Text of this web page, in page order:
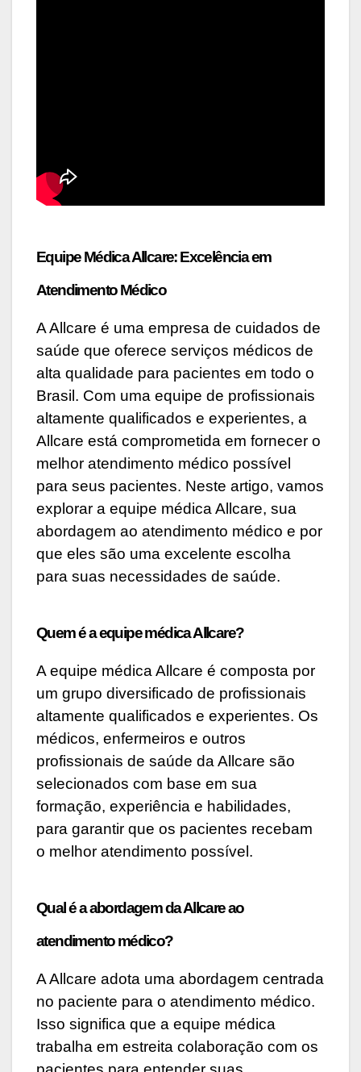
Equipe Médica Allcare: Excelência em
Atendimento Médico
A Allcare é uma empresa de cuidados de
saúde que oferece serviços médicos de
alta qualidade para pacientes em todo o
Brasil. Com uma equipe de profissionais
altamente qualificados e experientes, a
Allcare está comprometida em fornecer o
melhor atendimento médico possível
para seus pacientes. Neste artigo, vamos
explorar a equipe médica Allcare, sua
abordagem ao atendimento médico e por
que eles são uma excelente escolha
para suas necessidades de saúde.
Quem é a equipe médica Allcare?
A equipe médica Allcare é composta por
um grupo diversificado de profissionais
altamente qualificados e experientes. Os
médicos, enfermeiros e outros
profissionais de saúde da Allcare são
selecionados com base em sua
formação, experiência e habilidades,
para garantir que os pacientes recebam
o melhor atendimento possível.
Qual é a abordagem da Allcare ao
atendimento médico?
A Allcare adota uma abordagem centrada
no paciente para o atendimento médico.
Isso significa que a equipe médica
trabalha em estreita colaboração com os